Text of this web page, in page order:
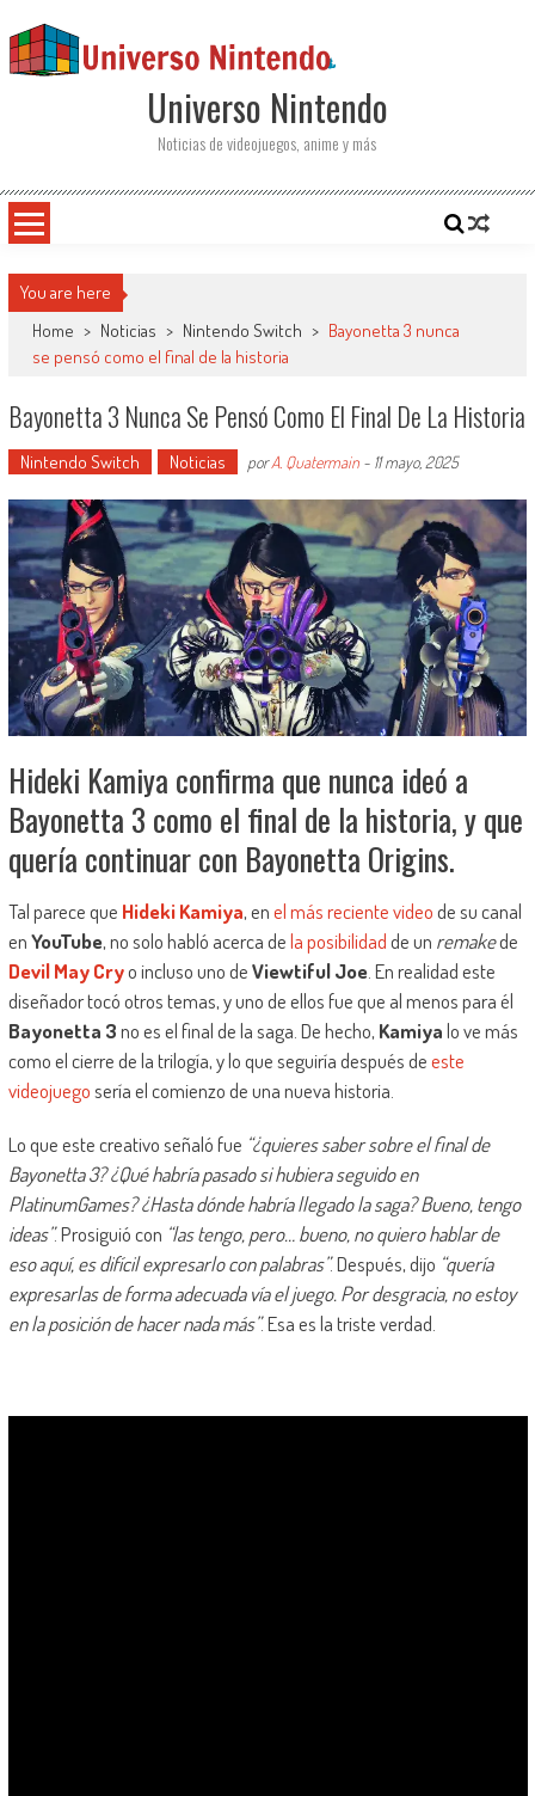
Universo Nintendo
Noticias de videojuegos, anime y más
You are here
Home > Noticias > Nintendo Switch > Bayonetta 3 nunca
se pensó como el final de la historia
Bayonetta 3 Nunca Se Pensó Como El Final De La Historia
Nintendo Switch Noticias porA. Quatermain- 11 mayo, 2025
Hideki Kamiya confirma que nunca ideó a
Bayonetta 3 como el final de la historia, y que
quería continuar con Bayonetta Origins.
Tal parece que Hideki Kamiya, enel más reciente videode su canal
enYouTube, no solo habló acerca dela posibilidadde un remakede
Devil May Cryo incluso uno deViewtiful Joe. En realidad este
diseñador tocó otros temas, y uno de ellos fue que al menos para él
Bayonetta 3no es el final de la saga. De hecho, Kamiyalo ve más
como el cierre de la trilogía, y lo que seguiría después deeste
videojuegosería el comienzo de una nueva historia.
Lo que este creativo señaló fue “¿quieres saber sobre el final de
Bayonetta 3? ¿Qué habría pasado si hubiera seguido en
PlatinumGames? ¿Hasta dónde habría llegado la saga? Bueno, tengo
ideas”. Prosiguió con “las tengo, pero… bueno, no quiero hablar de
eso aquí, es difícil expresarlo con palabras”. Después, dijo “quería
expresarlas de forma adecuada vía el juego. Por desgracia, no estoy
en la posición de hacer nada más”. Esa es la triste verdad.